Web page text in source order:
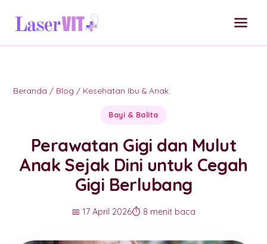
Beranda / Blog / Kesehatan Ibu & Anak
Bayi & Balita
Perawatan Gigi dan Mulut
Anak Sejak Dini untuk Cegah
Gigi Berlubang
📅 17 April 2026⏱️ 8 menit baca